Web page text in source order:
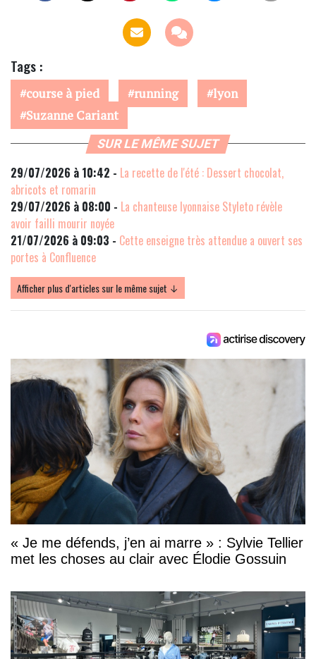
Tags :
course à pied running
lyon
Suzanne Cariant
SUR LE MÊME SUJET
29/07/2026 à 10:42 - La recette de l'été : Dessert chocolat,
abricots et romarin
29/07/2026 à 08:00 - La chanteuse lyonnaise Styleto révèle
avoir failli mourir noyée
21/07/2026 à 09:03 - Cette enseigne très attendue a ouvert ses
portes à Confluence
Afficher plus d'articles sur le même sujet ↓
« Je me défends, j’en ai marre » : Sylvie Tellier
met les choses au clair avec Élodie Gossuin